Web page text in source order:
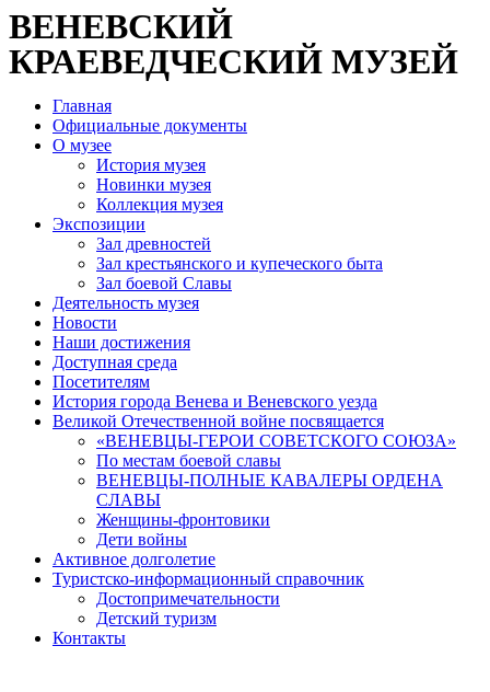
ВЕНЕВСКИЙ
КРАЕВЕДЧЕСКИЙ МУЗЕЙ
Главная
Официальные документы
О музее
История музея
Новинки музея
Коллекция музея
Экспозиции
Зал древностей
Зал крестьянского и купеческого быта
Зал боевой Славы
Деятельность музея
Новости
Наши достижения
Доступная среда
Посетителям
История города Венева и Веневского уезда
Великой Отечественной войне посвящается
«ВЕНЕВЦЫ-ГЕРОИ СОВЕТСКОГО СОЮЗА»
По местам боевой славы
ВЕНЕВЦЫ-ПОЛНЫЕ КАВАЛЕРЫ ОРДЕНА
СЛАВЫ
Женщины-фронтовики
Дети войны
Активное долголетие
Туристско-информационный справочник
Достопримечательности
Детский туризм
Контакты